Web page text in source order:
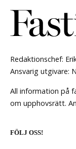
Redaktionschef:
Ansvarig utgivare:
All information på
om upphovsrätt.
FÖLJ OSS!